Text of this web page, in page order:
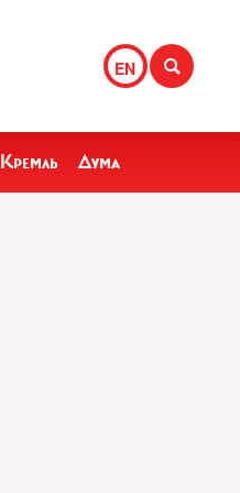
EN
Кремль Дума